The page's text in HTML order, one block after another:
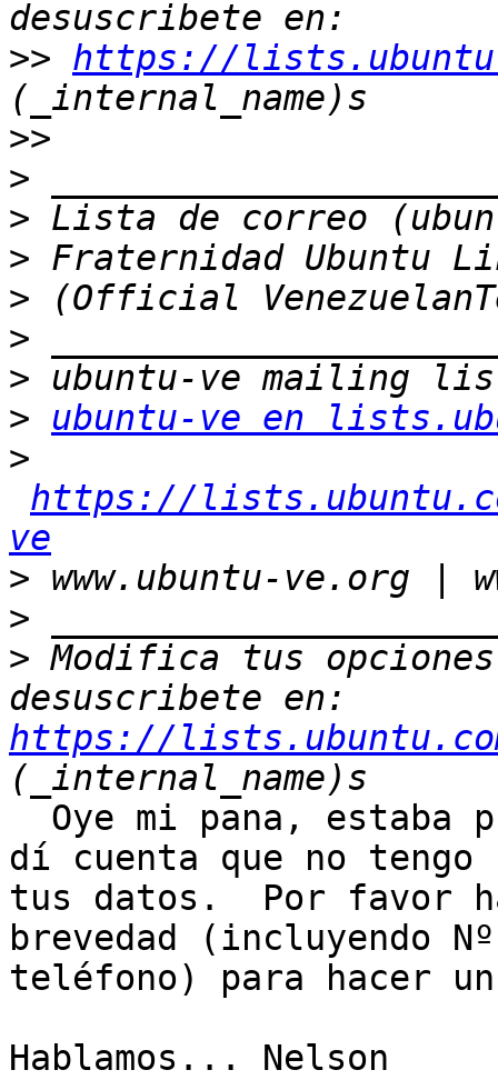
>> https://
>>
>
>
>
>
>
>
>
ubuntu-ve en
>
https://
ve
>
>
> Modifica tus
https://
dí cuenta que no tengo
tus datos.  Por favor
brevedad (incluyendo
teléfono) para hacer
Hablamos... Nelson